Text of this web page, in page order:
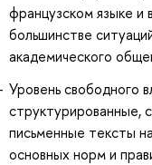
французском языке и
большинстве
академического
Уровень свободного
структурированные,
письменные тексты
основных норм и